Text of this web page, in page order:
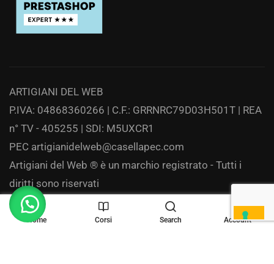
ARTIGIANI DEL WEB
P.IVA: 04868360266 | C.F.: GRRNRC79D03H501T | REA
n° TV - 405255 | SDI: M5UXCR1
PEC artigianidelweb@casellapec.com
Artigiani del Web ® è un marchio registrato - Tutti i
diritti sono riservati
Privacy
Home Corsi Search Account